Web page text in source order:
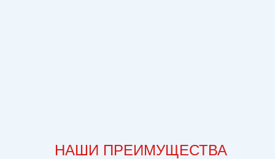
НАШИ ПРЕИМУЩЕСТВА